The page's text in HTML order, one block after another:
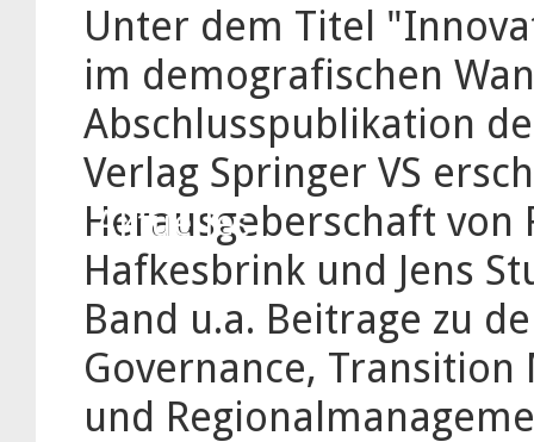
Aktuelles
Unter dem Titel
im demografischen
Abschlusspublikation
Verlag Springer VS
Herausgeberschaft von
Hafkesbrink und Jens
Band u.a. Beitrage zu
Governance,
und